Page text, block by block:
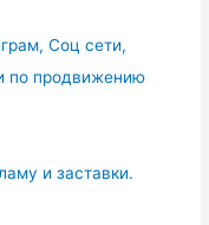
Соц сети,
по продвижению
и заставки.